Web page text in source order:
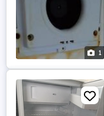
1